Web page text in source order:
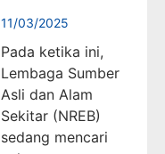
11/03/2025
Pada ketika ini,
Lembaga Sumber
Asli dan Alam
Sekitar (NREB)
sedang mencari